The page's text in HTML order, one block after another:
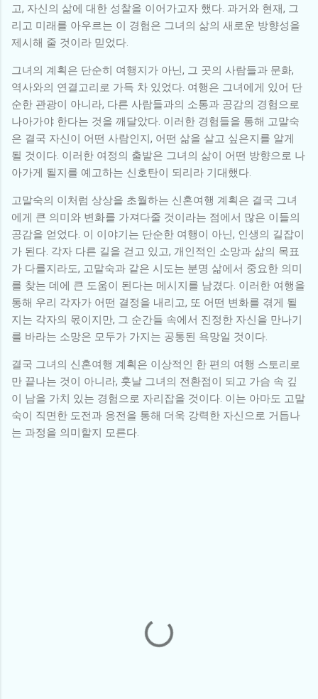
고, 자신의 삶에 대한 성찰을 이어가고자 했다. 과거와 현재, 그
리고 미래를 아우르는 이 경험은 그녀의 삶의 새로운 방향성을
제시해 줄 것이라 믿었다.
그녀의 계획은 단순히 여행지가 아닌, 그 곳의 사람들과 문화,
역사와의 연결고리로 가득 차 있었다. 여행은 그녀에게 있어 단
순한 관광이 아니라, 다른 사람들과의 소통과 공감의 경험으로
나아가야 한다는 것을 깨달았다. 이러한 경험들을 통해 고말숙
은 결국 자신이 어떤 사람인지, 어떤 삶을 살고 싶은지를 알게
될 것이다. 이러한 여정의 출발은 그녀의 삶이 어떤 방향으로 나
아가게 될지를 예고하는 신호탄이 되리라 기대했다.
고말숙의 이처럼 상상을 초월하는 신혼여행 계획은 결국 그녀
에게 큰 의미와 변화를 가져다줄 것이라는 점에서 많은 이들의
공감을 얻었다. 이 이야기는 단순한 여행이 아닌, 인생의 길잡이
가 된다. 각자 다른 길을 걷고 있고, 개인적인 소망과 삶의 목표
가 다를지라도, 고말숙과 같은 시도는 분명 삶에서 중요한 의미
를 찾는 데에 큰 도움이 된다는 메시지를 남겼다. 이러한 여행을
통해 우리 각자가 어떤 결정을 내리고, 또 어떤 변화를 겪게 될
지는 각자의 몫이지만, 그 순간들 속에서 진정한 자신을 만나기
를 바라는 소망은 모두가 가지는 공통된 욕망일 것이다.
결국 그녀의 신혼여행 계획은 이상적인 한 편의 여행 스토리로
만 끝나는 것이 아니라, 훗날 그녀의 전환점이 되고 가슴 속 깊
이 남을 가치 있는 경험으로 자리잡을 것이다. 이는 아마도 고말
숙이 직면한 도전과 응전을 통해 더욱 강력한 자신으로 거듭나
는 과정을 의미할지 모른다.